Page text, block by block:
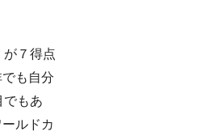
が７得点
も自分
でもあ
ルドカ